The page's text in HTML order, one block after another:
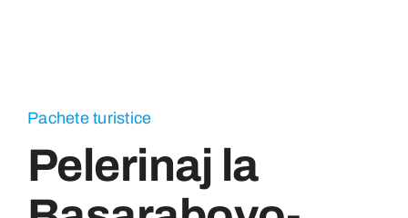
Pachete turistice
Pelerinaj la